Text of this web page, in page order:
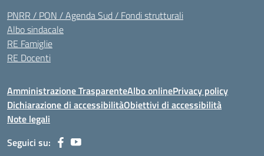
PNRR / PON / Agenda Sud / Fondi strutturali
Albo sindacale
RE Famiglie
RE Docenti
Amministrazione TrasparenteAlbo onlinePrivacy policy
Dichiarazione di accessibilitàObiettivi di accessibilità
Note legali
Seguici su: